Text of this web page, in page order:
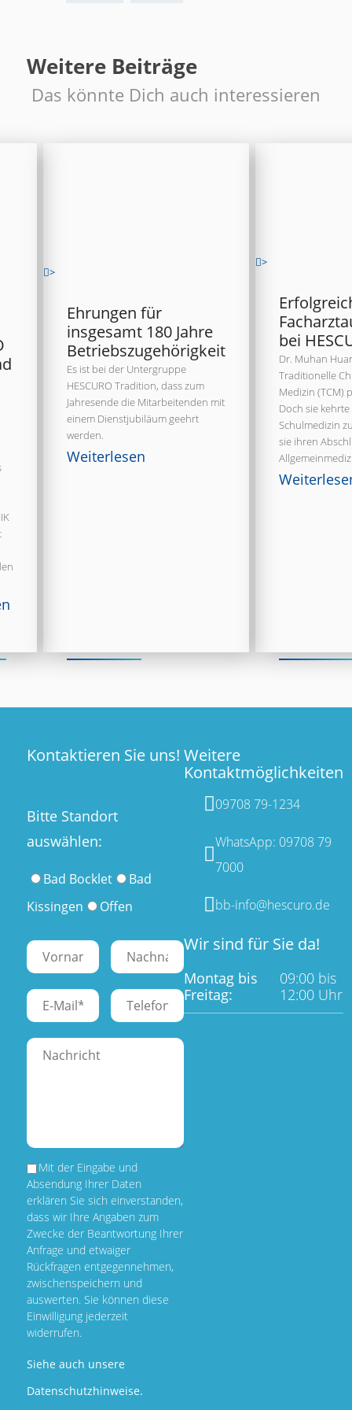
Weitere Beiträge
Das könnte Dich auch interessieren
>
Ehrungen für
insgesamt 180 Jahre
Betriebszugehörigkeit
Es ist bei der Untergruppe
HESCURO Tradition, dass zum
Jahresende die Mitarbeitenden mit
einem Dienstjubiläum geehrt
werden.
Weiterlesen
>
bei
Dr. Muhan
Traditionelle
Medizin (TCM)
Doch sie
Schulmedizin
sie ihren
Kontaktieren Sie uns!
Bitte Standort
auswählen:
Bad Bocklet
Bad
Kissingen
Offen
Mit der Eingabe und
Absendung Ihrer Daten
erklären Sie sich einverstanden,
dass wir Ihre Angaben zum
Zwecke der Beantwortung Ihrer
Anfrage und etwaiger
Rückfragen entgegennehmen,
zwischenspeichern und
auswerten. Sie können diese
Einwilligung jederzeit
widerrufen.
Siehe auch unsere
Datenschutzhinweise.
Weitere
Kontaktmöglichkeiten
09708 79-1234
WhatsApp: 09708 79
7000
bb-info@hescuro.de
Wir sind für Sie da!
Montag bis
Freitag:
09:00 bis
12:00 Uhr